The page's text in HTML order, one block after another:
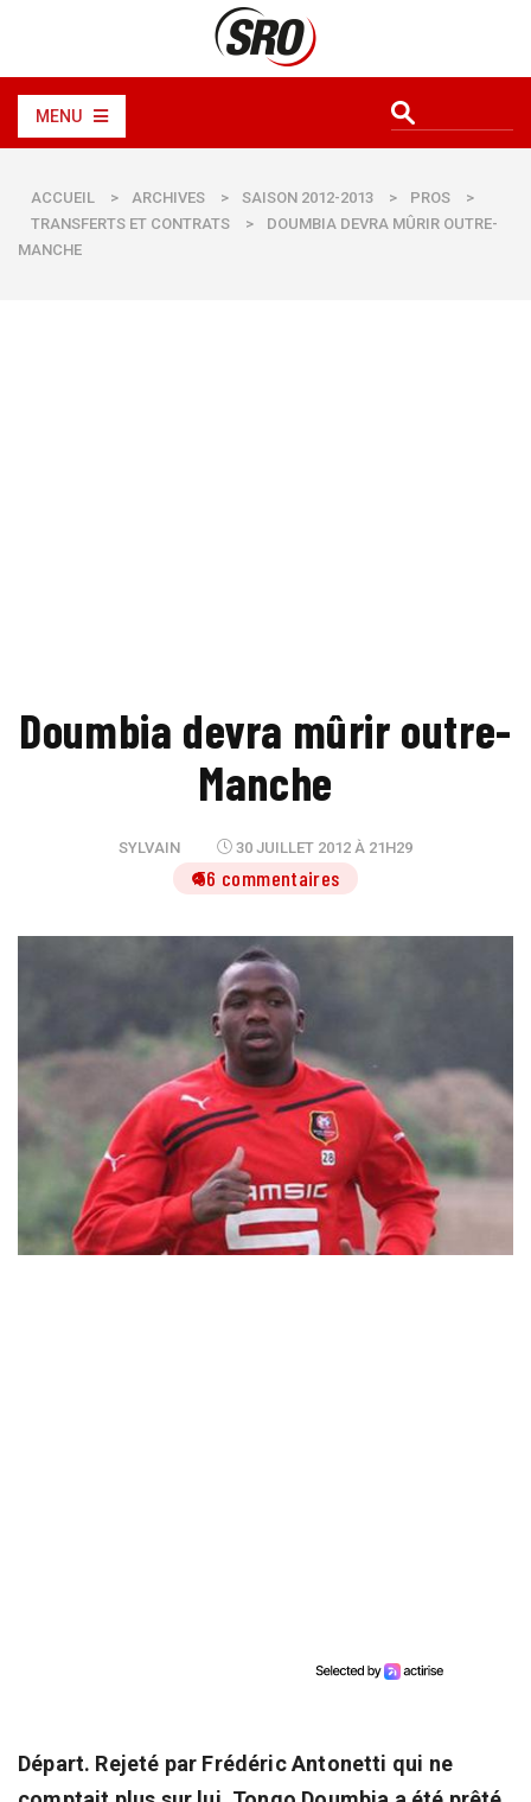
MENU
ACCUEIL > ARCHIVES > SAISON 2012-2013 > PROS
>
TRANSFERTS ET CONTRATS
>
DOUMBIA DEVRA MÛRIR OUTRE-
MANCHE
Doumbia devra mûrir outre-
Manche
SYLVAIN 30 JUILLET 2012 À 21H29
56 commentaires
Départ. Rejeté par Frédéric Antonetti qui ne